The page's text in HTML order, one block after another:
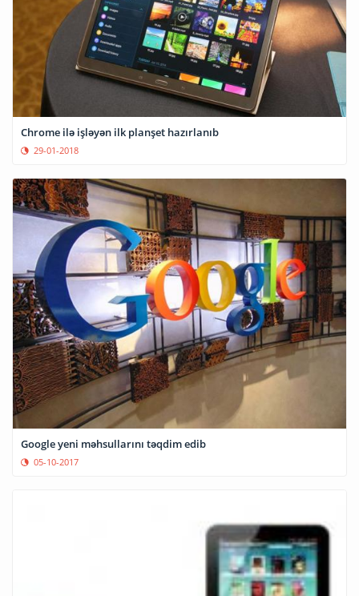
Chrome ilə işləyən ilk planşet hazırlanıb
29-01-2018
Google yeni məhsullarını təqdim edib
05-10-2017